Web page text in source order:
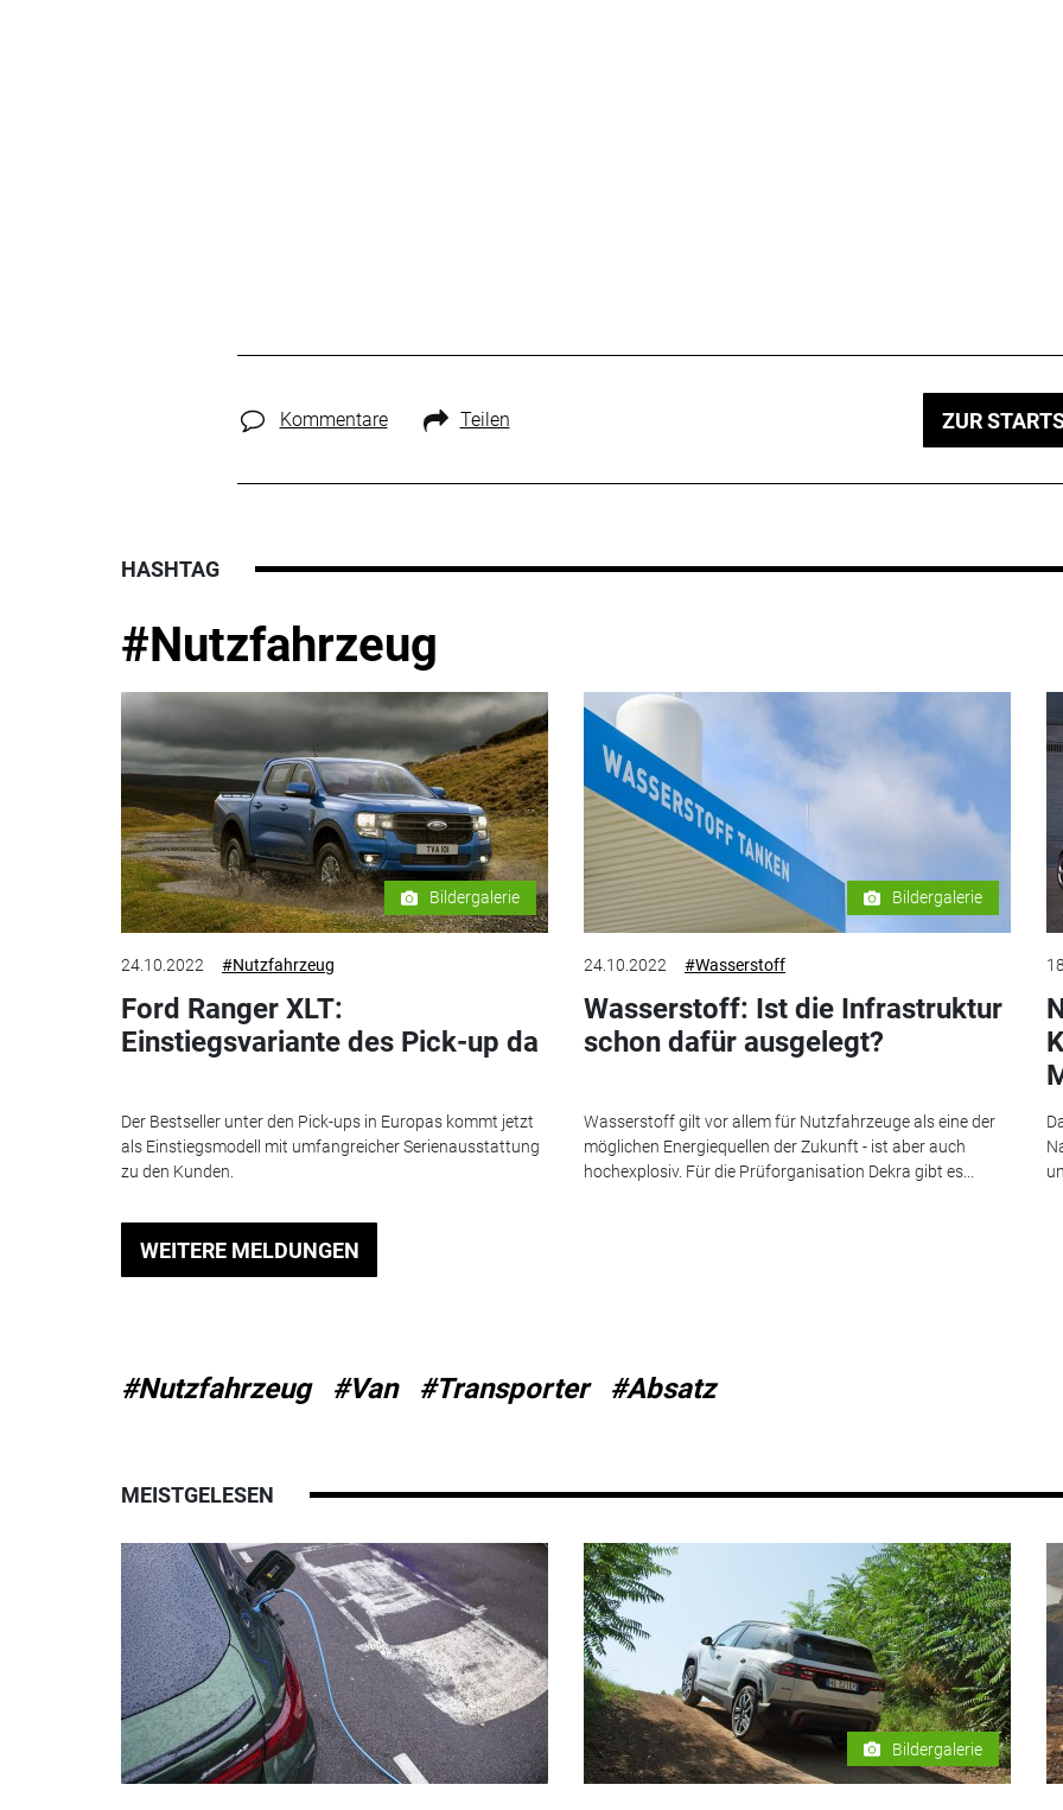
Kommentare Teilen ZUR
HASHTAG
#Nutzfahrzeug
Bildergalerie
24.10.2022 #Nutzfahrzeug
Ford Ranger XLT:
Einstiegsvariante des Pick-up da
Der Bestseller unter den Pick-ups in Europas kommt jetzt
als Einstiegsmodell mit umfangreicher Serienausstattung
zu den Kunden.
Bildergalerie
24.10.2022 #Wasserstoff
Wasserstoff: Ist die Infrastruktur
schon dafür ausgelegt?
Wasserstoff gilt vor allem für Nutzfahrzeuge als eine der
möglichen Energiequellen der Zukunft - ist aber auch
hochexplosiv. Für die Prüforganisation Dekra gibt es...
WEITERE MELDUNGEN
#Nutzfahrzeug #Van #Transporter #Absatz
MEISTGELESEN
Bildergalerie